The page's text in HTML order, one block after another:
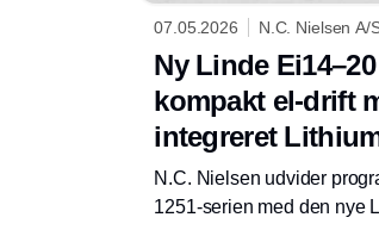
07.05.2026 N.C. Nielsen A/
Ny Linde
kompakt el-drift med
integreret
N.C. Nielsen udvider
1251-serien med den nye